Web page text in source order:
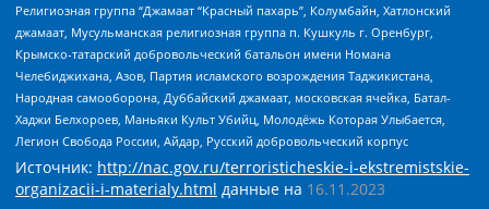
Религиозная группа “Джамаат “Красный пахарь”, Колумбайн, Хатлонский
джамаат, Мусульманская религиозная группа п. Кушкуль г. Оренбург,
Крымско-татарский добровольческий батальон имени Номана
Челебиджихана, Азов, Партия исламского возрождения Таджикистана,
Народная самооборона, Дуббайский джамаат, московская ячейка, Батал-
Хаджи Белхороев, Маньяки Культ Убийц, Молодёжь Которая Улыбается,
Легион Свобода России, Айдар, Русский добровольческий корпус
Источник: http://nac.gov.ru/terroristicheskie-i-ekstremistskie-
organizacii-i-materialy.html данные на 16.11.2023